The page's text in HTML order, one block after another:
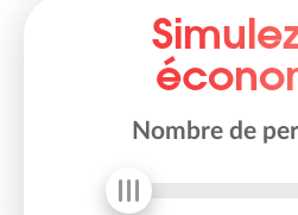
Nombre de